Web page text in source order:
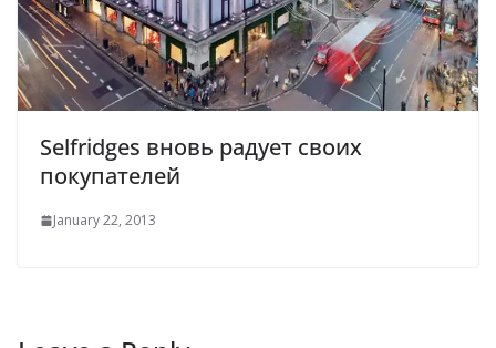
Selfridges вновь радует своих
покупателей
January 22, 2013